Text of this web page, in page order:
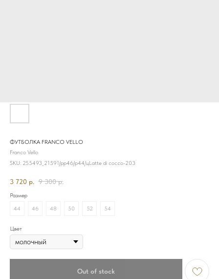
ФУТБОЛКА FRANCO VELLO
Franco Vello
SKU: 255493_21591/рр46/р44/цLatte di cocco-203
3 720 р. 9 300 р.
Размер
44
46 48 50 52 54
Цвет
Out of stock